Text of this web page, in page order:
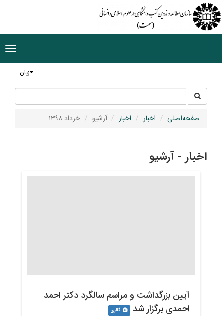
زبان
جستجو
در
سایت
صفحه‌اصلی اخبار اخبار آرشیو خرداد ۱۳۹۸
اخبار - آرشیو
آیین بزرگداشت و مراسم سالگرد دکتر احمد
احمدی برگزار شد
گالری